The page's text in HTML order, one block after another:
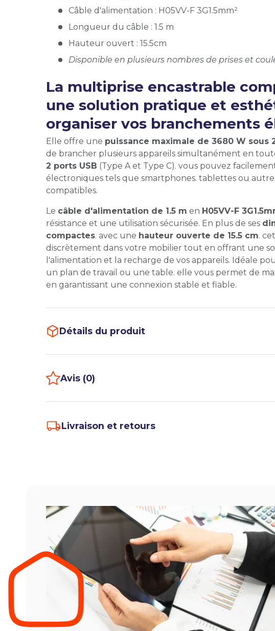
Câble d'alimentation : H05VV-F 3G1.5mm²
Longueur du câble : 1.5 m
Hauteur ouvert : 15.5cm
Disponible en plusieurs nombres de prises et
La multiprise encastrable
une solution pratique et
organiser vos branchements
Elle offre une puissance maximale de 3680 W sous
de brancher plusieurs appareils simultanément en
2 ports USB (Type A et Type C). vous pouvez
électroniques tels que smartphones. tablettes ou
compatibles.
Le câble d'alimentation de 1.5 m en H05VV-F
résistance et une utilisation sécurisée. En plus de ses
compactes. avec une hauteur ouverte de 15.5 cm.
discrètement dans votre mobilier tout en offrant une
l'alimentation et la recharge de vos appareils. Idéale
un plan de travail ou une table. elle vous permet de
en garantissant une connexion stable et fiable.
Détails du produit
Avis (0)
Livraison et retours